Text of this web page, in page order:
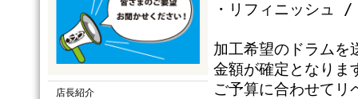
店長紹介
・リフィニッシュ
加工希望のドラムを
金額が確定となりま
ご予算に合わせて